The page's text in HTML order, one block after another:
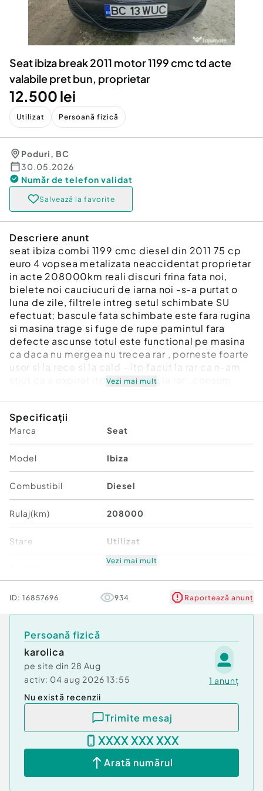
Servicii
Animale de companie
Afaceri și echipamente profesionale
Inchiriere Bunuri si Vehicule
Utilaje agricole si industriale
Piese auto si accesorii
Dacia Duster
Seat ibiza break 2011 motor 1199 cmc td acte
valabile pret bun, proprietar
12.500 lei
Utilizat Persoană fizică
Poduri, BC
30.05.2026
Număr de telefon validat
Salvează la favorite
Descriere anunt
seat ibiza combi 1199 cmc diesel din 2011 75 cp
euro 4 vopsea metalizata neaccidentat proprietar
in acte 208000km reali discuri frina fata noi,
bielete noi cauciucuri de iarna noi -s-a purtat o
luna de zile, filtrele intreg setul schimbate SU
efectuat; bascule fata schimbate este fara rugina
si masina trage si fuge de rupe pamintul fara
defecte ascunse totul este functional pe masina
ca daca nu mergea nu trecea rar , porneste foarte
usor si la rece si la cald - itp facut la rar ca n-am
stiut ca a expirat itp si am duso la rar , consum
sau combinatii .
Vezi mai mult
Specificații
Marca Seat
Model Ibiza
Combustibil Diesel
Rulaj(km) 208000
Stare Utilizat
Capacitate motor
1199
Putere(CP)
Cutie de viteze
Transmisie
5
Optiuni 0
Tara de origine România
Vezi mai mult
ID: 16857696 934 Raportează anunț
Persoană fizică
karolica
pe site din 28 Aug
activ: 04 aug 2026 13:55 1 anunț
Nu există recenzii
Trimite mesaj
XXXX XXX XXX
Arată numărul